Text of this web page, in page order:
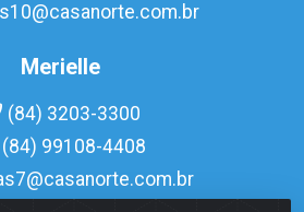
Merielle
(84) 3203-3300
(84) 99108-4408